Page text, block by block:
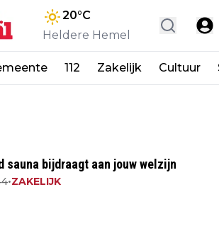
20°C
Heldere Hemel
112 Zakelijk Cultuur
sauna bijdraagt aan jouw welzijn
•ZAKELIJK